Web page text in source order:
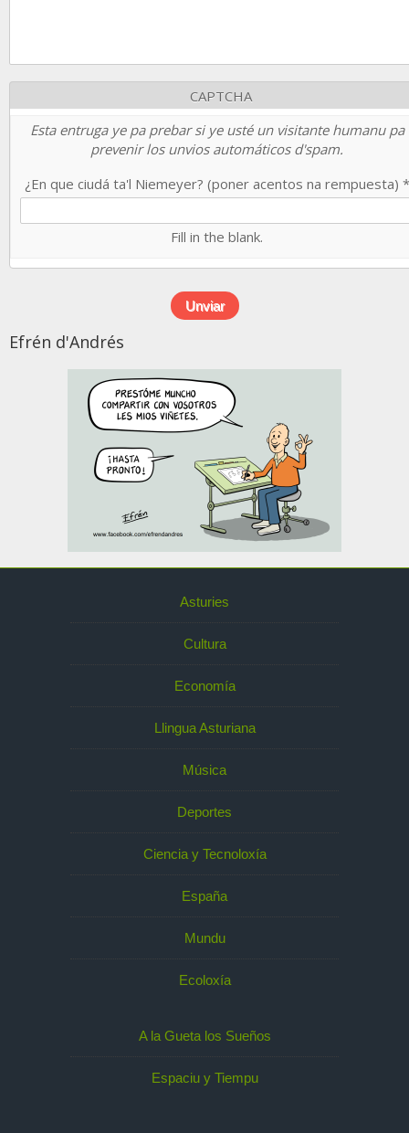
CAPTCHA
Esta entruga ye pa prebar si ye usté un visitante humanu pa
prevenir los unvios automáticos d'spam.
¿En que ciudá ta'l Niemeyer? (poner acentos na rempuesta) *
Fill in the blank.
Efrén d'Andrés
Asturies
Cultura
Economía
Llingua Asturiana
Música
Deportes
Ciencia y Tecnoloxía
España
Mundu
Ecoloxía
A la Gueta los Sueños
Espaciu y Tiempu